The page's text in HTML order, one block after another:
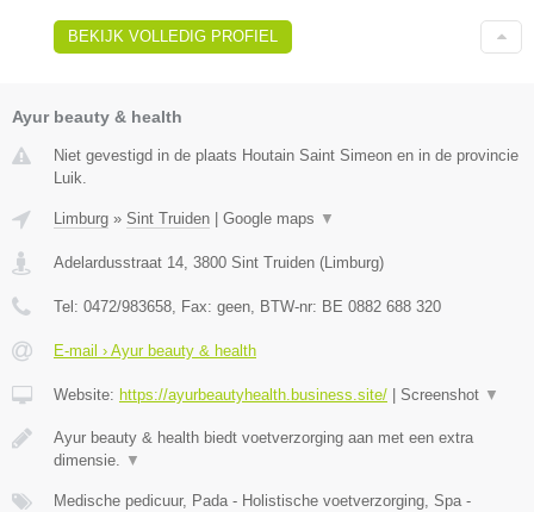
BEKIJK VOLLEDIG PROFIEL
Ayur beauty & health
Niet gevestigd in de plaats Houtain Saint Simeon en in de provincie
Luik.
Limburg » Sint Truiden Google maps ▼
Adelardusstraat 14, 3800 Sint Truiden (Limburg)
Tel: 0472/983658, Fax: geen, BTW-nr: BE 0882 688 320
E-mail › Ayur beauty & health
Website: https://ayurbeautyhealth.business.site/ Screenshot ▼
Ayur beauty & health biedt voetverzorging aan met een extra
dimensie. ▼
Medische pedicuur, Pada - Holistische voetverzorging, Spa -